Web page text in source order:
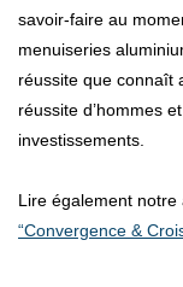
savoir-faire au
menuiseries
réussite que connaît
réussite d’hommes
investissements.
Lire également notre
“Convergence &